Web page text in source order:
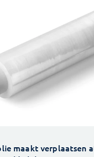
maakt verplaatsen